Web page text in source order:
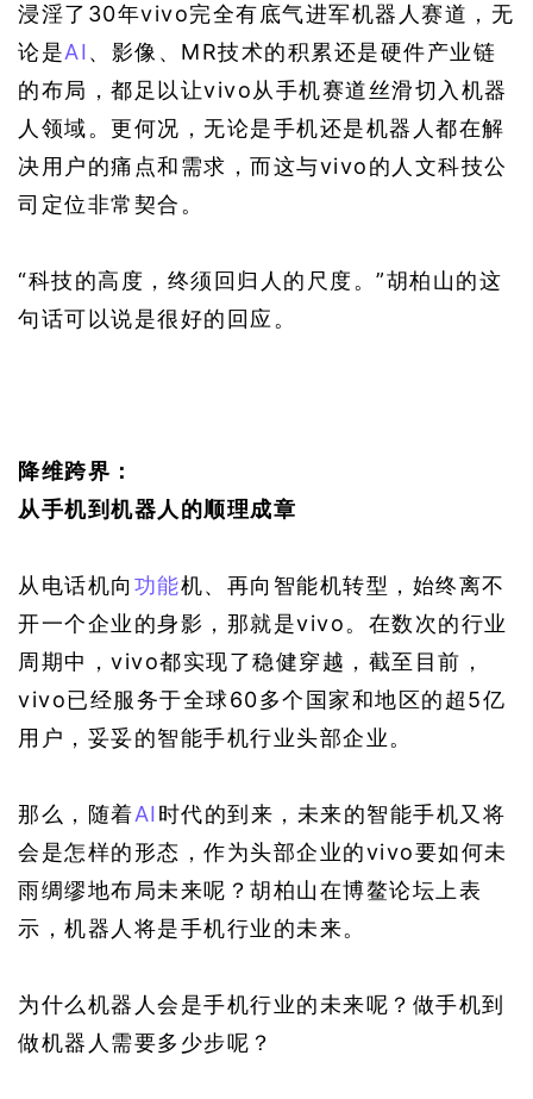
浸淫了30年vivo完全有底气进军机器人赛道，无
论是AI、影像、MR技术的积累还是硬件产业链
的布局，都足以让vivo从手机赛道丝滑切入机器
人领域。更何况，无论是手机还是机器人都在解
决用户的痛点和需求，而这与vivo的人文科技公
司定位非常契合。
“科技的高度，终须回归人的尺度。”胡柏山的这
句话可以说是很好的回应。
降维跨界：
从手机到机器人的顺理成章
从电话机向 功能机、再向智能机转型，始终离不
开一个企业的身影，那就是vivo。在数次的行业
周期中，vivo都实现了稳健穿越，截至目前，
vivo已经服务于全球60多个国家和地区的超5亿
用户，妥妥的智能手机行业头部企业。
那么，随着AI时代的到来，未来的智能手机又将
会是怎样的形态，作为头部企业的vivo要如何未
雨绸缪地布局未来呢？胡柏山在博鳌论坛上表
示，机器人将是手机行业的未来。
为什么机器人会是手机行业的未来呢？做手机到
做机器人需要多少步呢？